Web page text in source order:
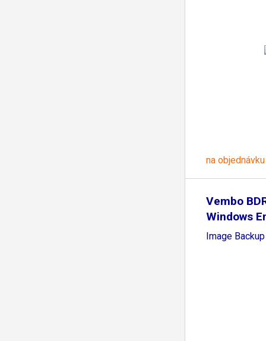
na objednávku
Vembo
Windows
Disk
Image